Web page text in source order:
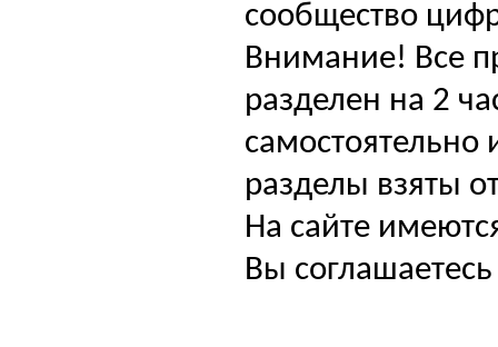
сообщество
Внимание! Все
разделен на 2
самостоятельно
разделы взяты
На сайте
Вы